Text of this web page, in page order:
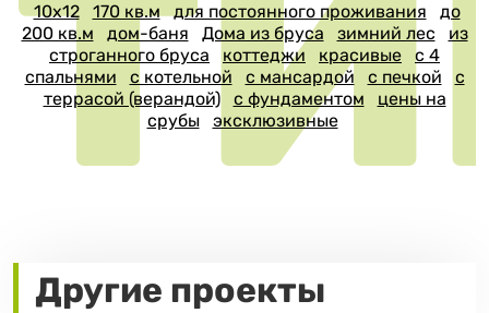
10х12 170 кв.м для постоянного проживания
до
200 кв.м
дом-баня Дома из бруса зимний лес
из
строганного бруса
коттеджи красивые
с 4
спальнями
с котельной с мансардой с печкой
с
террасой (верандой)
с фундаментом
цены на
срубы
эксклюзивные
Другие проекты